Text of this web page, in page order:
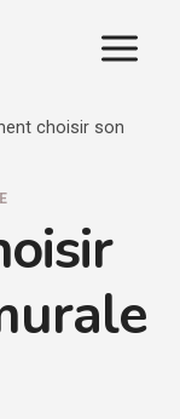
choisir son